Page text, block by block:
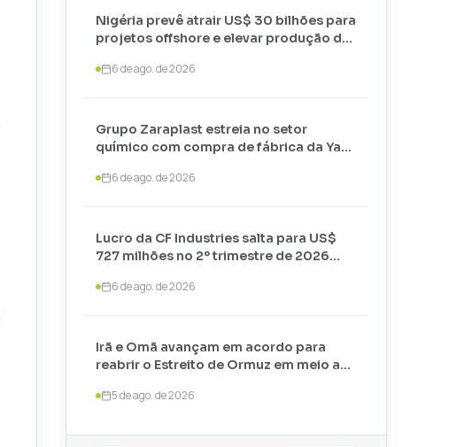
Nigéria prevê atrair US$ 30 bilhões para
projetos offshore e elevar produção de
6 de ago. de 2026
Grupo Zaraplast estreia no setor
químico com compra de fábrica da Yara
6 de ago. de 2026
Lucro da CF Industries salta para US$
727 milhões no 2º trimestre de 2026
6 de ago. de 2026
Irã e Omã avançam em acordo para
reabrir o Estreito de Ormuz em meio a
5 de ago. de 2026